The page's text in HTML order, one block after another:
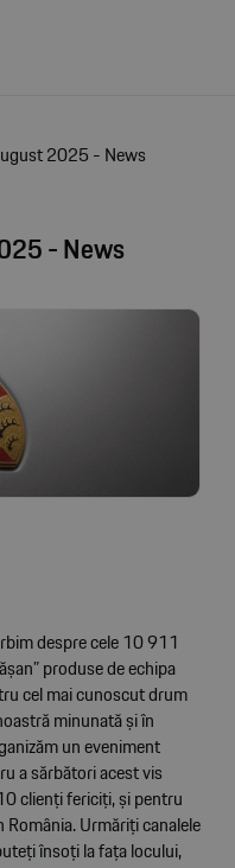
2025 - News
- News
despre cele 10 911
produse de echipa
cel mai cunoscut drum
minunată și în
un eveniment
a sărbători acest vis
clienți fericiți, și pentru
Urmăriți canalele
însoți la fața locului,